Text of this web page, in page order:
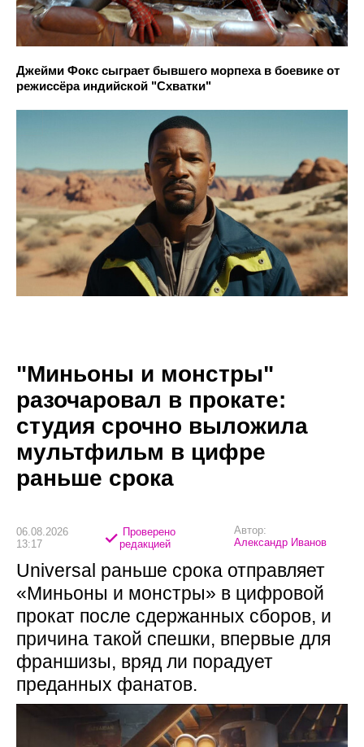
Джейми Фокс сыграет бывшего морпеха в боевике от
режиссёра индийской "Схватки"
"Миньоны и монстры"
разочаровал в прокате:
студия срочно выложила
мультфильм в цифре
раньше срока
06.08.2026
13:17
Проверено
редакцией
Автор:
Александр Иванов
Universal раньше срока отправляет
«Миньоны и монстры» в цифровой
прокат после сдержанных сборов, и
причина такой спешки, впервые для
франшизы, вряд ли порадует
преданных фанатов.